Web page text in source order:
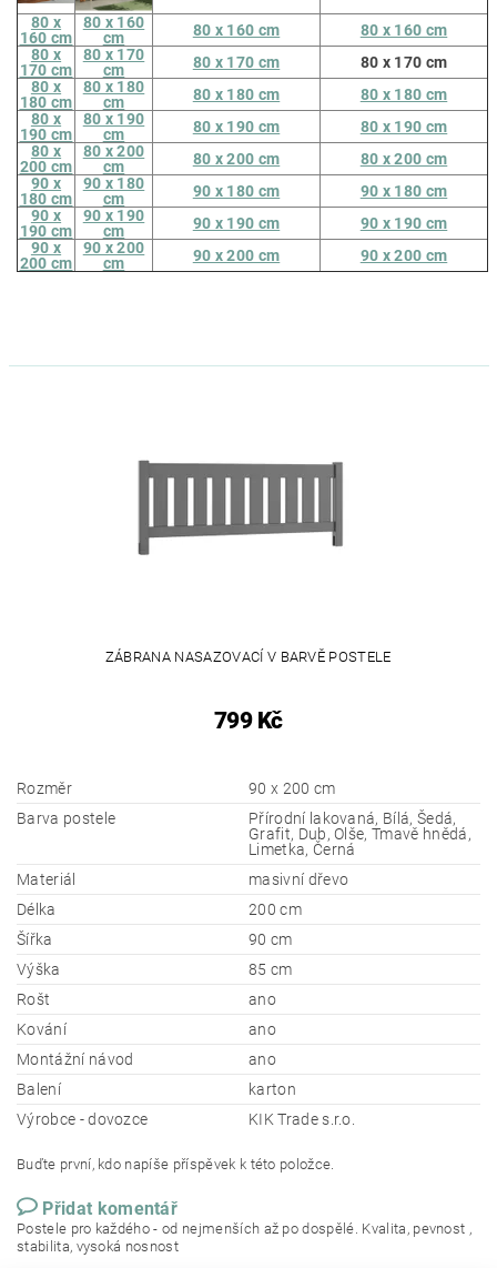
80 x
160 cm
80 x 160
cm
80 x 160 cm
80 x 160 cm
80 x
170 cm
80 x 170
cm
80 x 170 cm
80 x 170 cm
80 x
180 cm
80 x 180
cm
80 x 180 cm
80 x 180 cm
80 x
190 cm
80 x 190
cm
80 x 190 cm
80 x 190 cm
80 x
200 cm
80 x 200
cm
80 x 200 cm
80 x 200 cm
90 x
180 cm
90 x 180
cm
90 x 180 cm
90 x 180 cm
90 x
190 cm
90 x 190
cm
90 x 190 cm
90 x 190 cm
90 x
200 cm
90 x 200
cm
90 x 200 cm 90 x 200 cm
ZÁBRANA NASAZOVACÍ V BARVĚ POSTELE
799 Kč
Rozměr
90 x 200 cm
Barva postele
Přírodní lakovaná, Bílá, Šedá,
Grafit, Dub, Olše, Tmavě hnědá,
Limetka, Černá
Materiál
masivní dřevo
Délka
200 cm
Šířka
90 cm
Výška
85 cm
Rošt
ano
Kování
ano
Montážní návod
ano
Balení
karton
Výrobce - dovozce
KIK Trade s.r.o.
Buďte první, kdo napíše příspěvek k této položce.
Přidat komentář
Postele pro každého - od nejmenších až po dospělé. Kvalita, pevnost ,
stabilita, vysoká nosnost